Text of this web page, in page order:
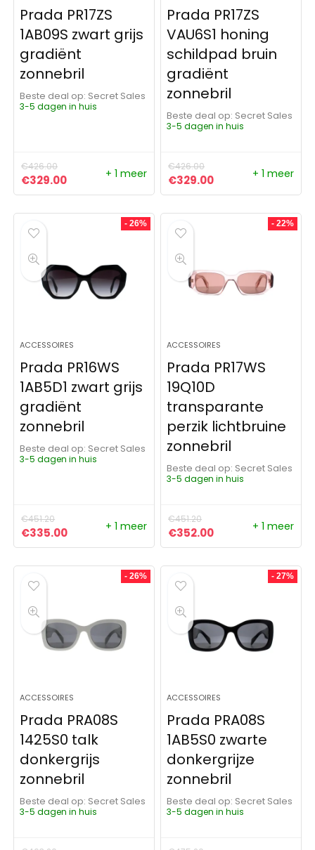
Prada PR17ZS
1AB09S zwart grijs
gradiënt
zonnebril
Beste deal op:
Secret Sales
3-5 dagen in huis
€426.00
Oorspronkelijke prijs was: €426.00.
€329.00Huidige prijs is: €329.00.
+ 1 meer
Prada PR17ZS
VAU6S1 honing
schildpad bruin
gradiënt
zonnebril
Beste deal op:
Secret Sales
3-5 dagen in huis
€426.00
Oorspronkelijke prijs
€329.00Huidige prijs is:
+ 1 meer
- 26%
ACCESSOIRES
Prada PR16WS
1AB5D1 zwart grijs
gradiënt
zonnebril
Beste deal op:
Secret Sales
3-5 dagen in huis
€451.20
Oorspronkelijke prijs was: €451.20.
€335.00Huidige prijs is: €335.00.
+ 1 meer
- 22%
ACCESSOIRES
Prada PR17WS
19Q10D
transparante
perzik lichtbruine
zonnebril
Beste deal op:
Secret Sales
3-5 dagen in huis
€451.20
Oorspronkelijke prijs was:
€352.00Huidige prijs is:
+ 1 meer
- 26%
ACCESSOIRES
Prada PRA08S
1425S0 talk
donkergrijs
zonnebril
Beste deal op:
Secret Sales
3-5 dagen in huis
- 27%
ACCESSOIRES
Prada PRA08S
1AB5S0 zwarte
donkergrijze
zonnebril
Beste deal op:
Secret Sales
3-5 dagen in huis